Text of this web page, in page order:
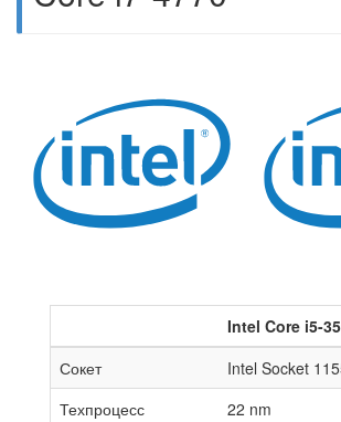
Intel Core i5-
Сокет
Intel Socket
Техпроцесс
22 nm